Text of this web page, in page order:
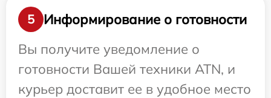
5
Информирование о готовности
Вы получите уведомление о
готовности Вашей техники ATN, и
курьер доставит ее в удобное место